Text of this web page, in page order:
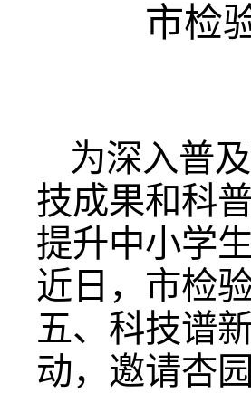
市检
为深入普
技成果和科
提升中小学
近日，市检
五、科技谱
动，邀请杏